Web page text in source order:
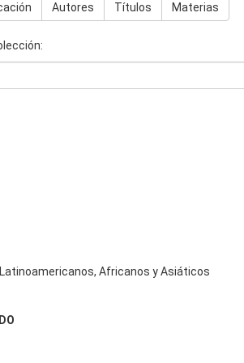
Autores Títulos Materias
Africanos y Asiáticos